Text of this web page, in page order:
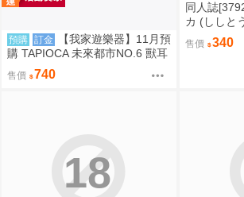
預購 訂金
【我家遊樂器】11月預
購 TAPIOCA 未來都市NO.6 獸耳
斗篷布偶 娃娃 2款可選
售價 740
同人誌
カ (ししと
秘看護記録
售價 340
18